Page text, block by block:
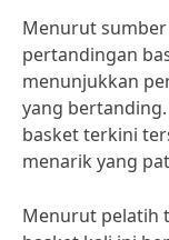
Menurut sumber
pertandingan
menunjukkan
yang
basket terkini
menarik yang
Menurut pelatih